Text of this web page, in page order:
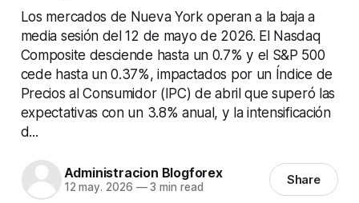
Los mercados de Nueva York operan a la baja a
media sesión del 12 de mayo de 2026. El Nasdaq
Composite desciende hasta un 0.7% y el S&P 500
cede hasta un 0.37%, impactados por un Índice de
Precios al Consumidor (IPC) de abril que superó las
expectativas con un 3.8% anual, y la intensificación
d...
Administracion Blogforex
12 may. 2026 —3 min read Share